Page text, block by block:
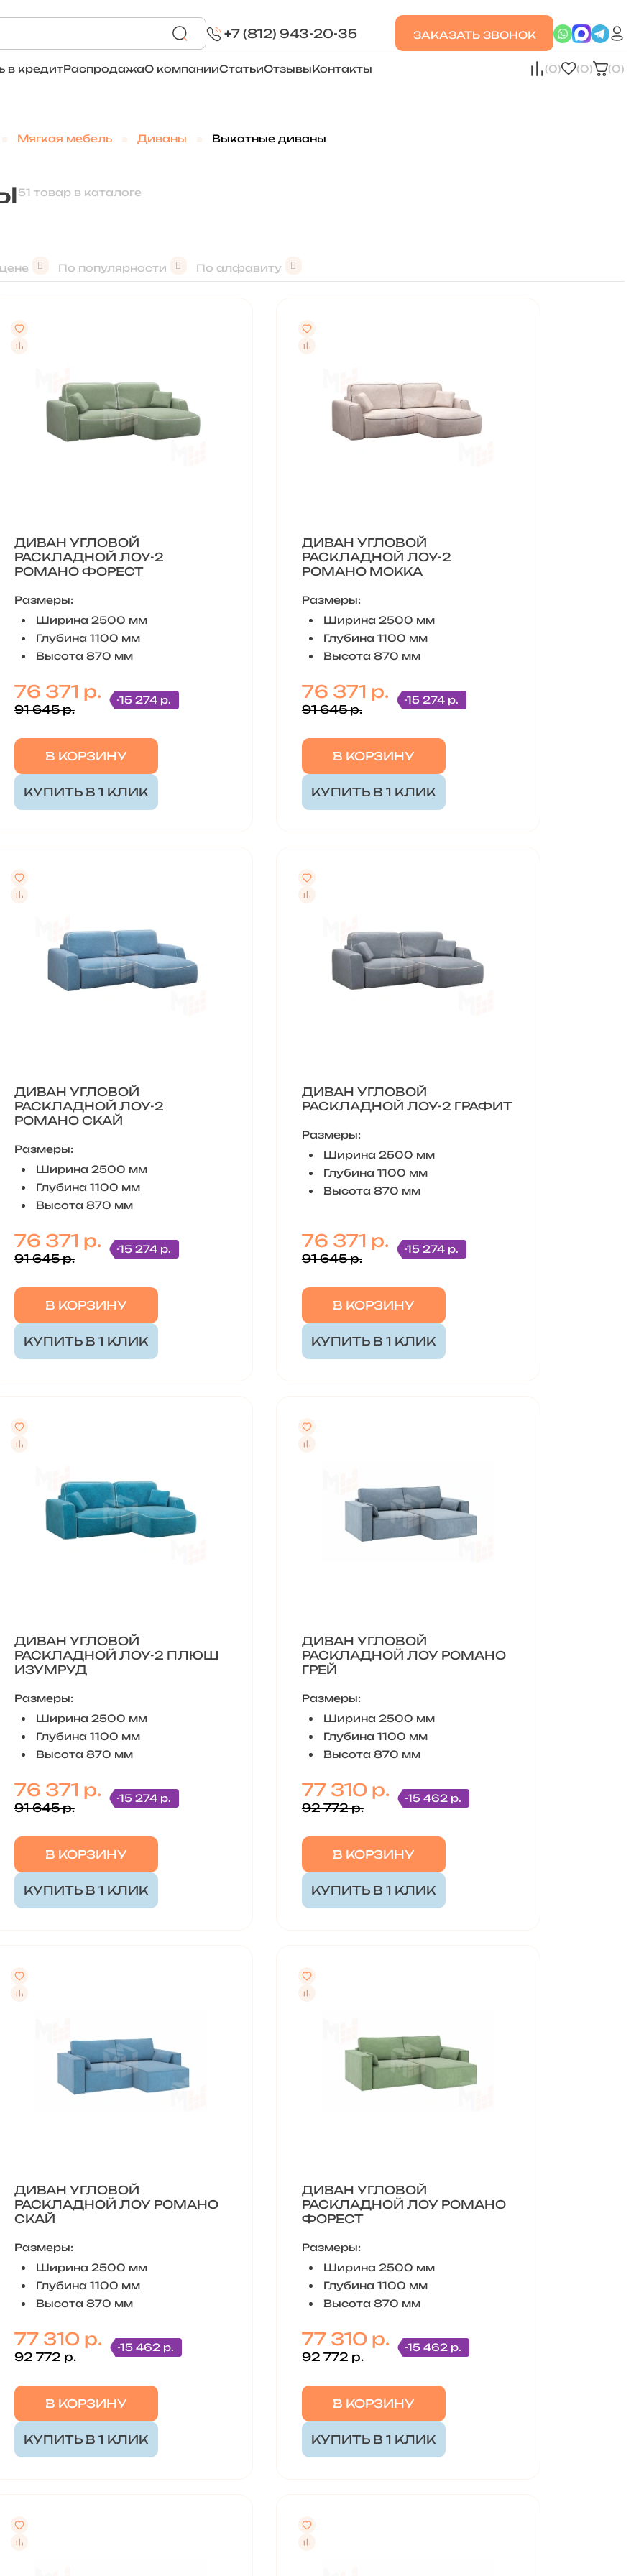
+7 (812) 943-20-35 ЗАКАЗАТЬ ЗВОНОК
в кредитРаспродажаО компанииСтатьиОтзывыКонтакты (0) (0) (0)
Мягкая мебель Диваны Выкатные диваны
51 товар в каталоге
По популярности По алфавиту
ДИВАН УГЛОВОЙ
РАСКЛАДНОЙ ЛОУ-2
РОМАНО ФОРЕСТ
Размеры:
Ширина 2500 мм
Глубина 1100 мм
Высота 870 мм
76 371 р.
91 645 р.
-15 274 р.
В КОРЗИНУ
КУПИТЬ В 1 КЛИК
ДИВАН УГЛОВОЙ
РАСКЛАДНОЙ ЛОУ-2
РОМАНО МОККА
Размеры:
Ширина 2500 мм
Глубина 1100 мм
Высота 870 мм
76 371 р.
91 645 р.
-15 274 р.
В КОРЗИНУ
КУПИТЬ В 1 КЛИК
ДИВАН УГЛОВОЙ
РАСКЛАДНОЙ ЛОУ-2
РОМАНО СКАЙ
Размеры:
Ширина 2500 мм
Глубина 1100 мм
Высота 870 мм
76 371 р.
91 645 р.
-15 274 р.
В КОРЗИНУ
КУПИТЬ В 1 КЛИК
ДИВАН УГЛОВОЙ
РАСКЛАДНОЙ ЛОУ-2 ГРАФИТ
Размеры:
Ширина 2500 мм
Глубина 1100 мм
Высота 870 мм
76 371 р.
91 645 р.
-15 274 р.
В КОРЗИНУ
КУПИТЬ В 1 КЛИК
ДИВАН УГЛОВОЙ
РАСКЛАДНОЙ ЛОУ-2 ПЛЮШ
ИЗУМРУД
Размеры:
Ширина 2500 мм
Глубина 1100 мм
Высота 870 мм
76 371 р.
91 645 р.
-15 274 р.
В КОРЗИНУ
КУПИТЬ В 1 КЛИК
ДИВАН УГЛОВОЙ
РАСКЛАДНОЙ ЛОУ РОМАНО
ГРЕЙ
Размеры:
Ширина 2500 мм
Глубина 1100 мм
Высота 870 мм
77 310 р.
92 772 р.
-15 462 р.
В КОРЗИНУ
КУПИТЬ В 1 КЛИК
ДИВАН УГЛОВОЙ
РАСКЛАДНОЙ ЛОУ РОМАНО
СКАЙ
Размеры:
Ширина 2500 мм
Глубина 1100 мм
Высота 870 мм
77 310 р.
92 772 р.
-15 462 р.
В КОРЗИНУ
КУПИТЬ В 1 КЛИК
ДИВАН УГЛОВОЙ
РАСКЛАДНОЙ ЛОУ РОМАНО
ФОРЕСТ
Размеры:
Ширина 2500 мм
Глубина 1100 мм
Высота 870 мм
77 310 р.
92 772 р.
-15 462 р.
В КОРЗИНУ
КУПИТЬ В 1 КЛИК